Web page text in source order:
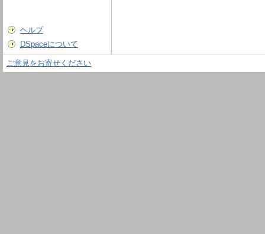
ヘルプ
DSpaceについて
ご意見をお寄せください